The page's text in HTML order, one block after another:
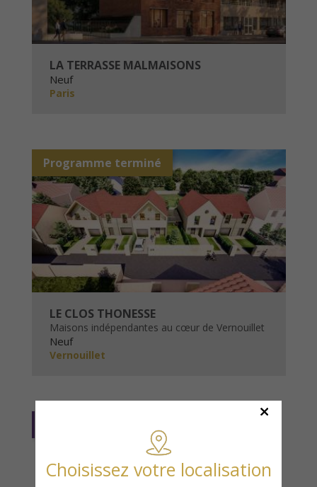
LA TERRASSE MALMAISONS
Neuf
Paris
Programme terminé
LE CLOS THONESSE
Maisons indépendantes au cœur de Vernouillet
Neuf
Vernouillet
Choisissez votre localisation